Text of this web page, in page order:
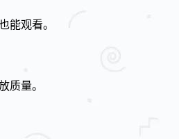
能观看。
质量。